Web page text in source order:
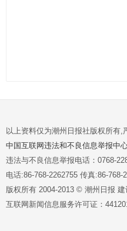
以上资料仅为潮州日报社版权所有
中国互联网违法和不良信息举报中
违法与不良信息举报电话：0768-
电话:86-768-2262755 传真:86-
版权所有 2004-2013 © 潮州日报
互联网新闻信息服务许可证：